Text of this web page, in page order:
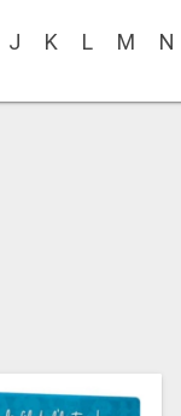
J K L M N